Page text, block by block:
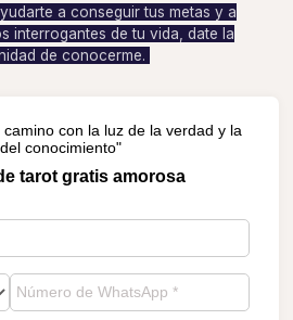
a conseguir tus metas y a
interrogantes de tu vida, date la
de conocerme.
con la luz de la verdad y la
conocimiento"
tarot gratis amorosa